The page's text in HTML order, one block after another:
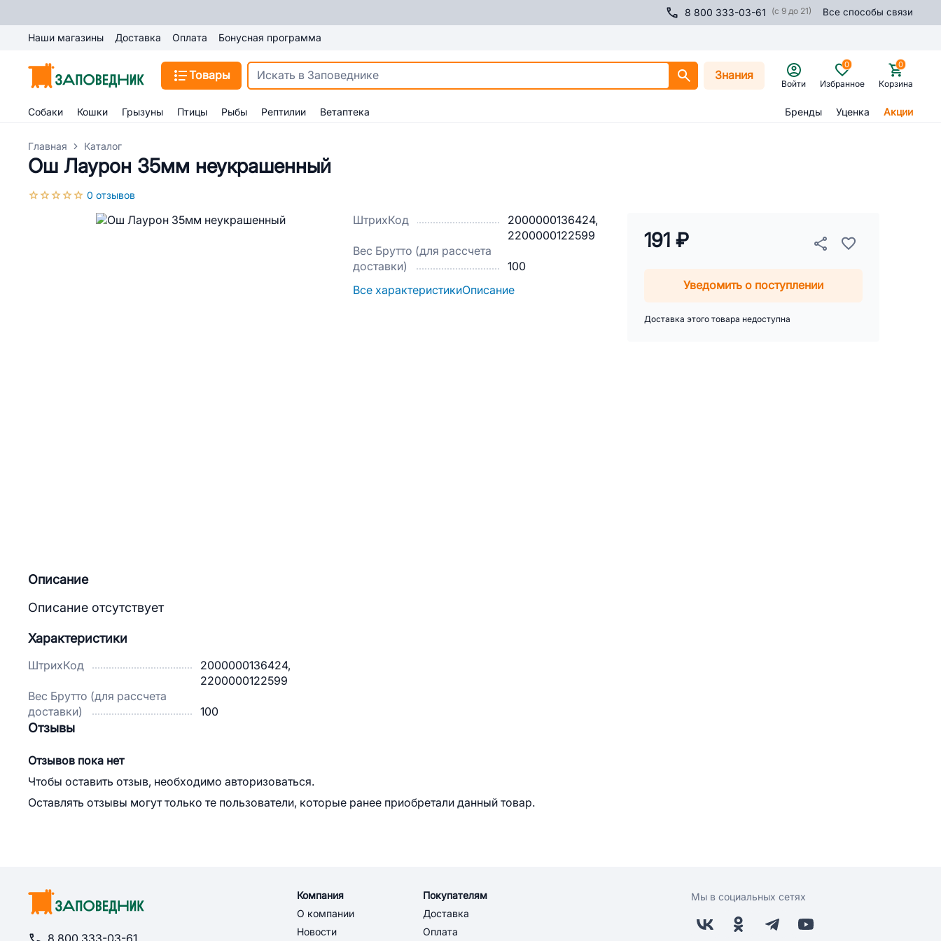
8 800 333-03-61 (с 9 до 21) Все способы связи
Наши магазины Доставка Оплата Бонусная программа
Товары Знания
Войти Избранное
0
Корзина
0
Собаки Кошки Грызуны Птицы Рыбы Рептилии Ветаптека Бренды Уценка Акции
Главная Каталог
Ош Лаурон 35мм неукрашенный
0 отзывов
ШтрихКод
2000000136424,
2200000122599
Вес Брутто (для рассчета
доставки)
100
Все характеристикиОписание
191 ₽
Уведомить о поступлении
Доставка этого товара недоступна
Описание
Описание отсутствует
Характеристики
ШтрихКод
2000000136424,
2200000122599
Вес Брутто (для рассчета
доставки)
100
Отзывы
Отзывов пока нет
Чтобы оставить отзыв, необходимо авторизоваться.
Оставлять отзывы могут только те пользователи, которые ранее приобретали данный товар.
8 800 333-03-61
Компания
О компании
Новости
Покупателям
Доставка
Оплата
Мы в социальных сетях